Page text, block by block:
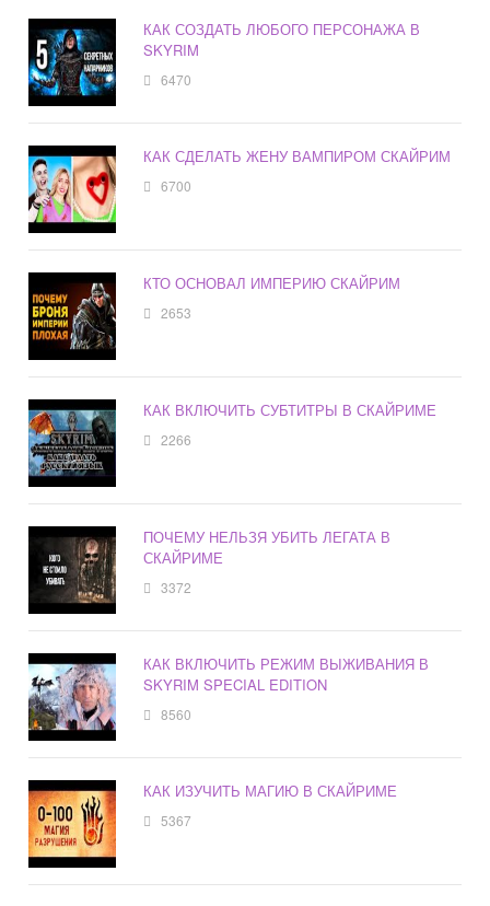
КАК СОЗДАТЬ ЛЮБОГО ПЕРСОНАЖА В
SKYRIM
6470
КАК СДЕЛАТЬ ЖЕНУ ВАМПИРОМ СКАЙРИМ
6700
КТО ОСНОВАЛ ИМПЕРИЮ СКАЙРИМ
2653
КАК ВКЛЮЧИТЬ СУБТИТРЫ В СКАЙРИМЕ
2266
ПОЧЕМУ НЕЛЬЗЯ УБИТЬ ЛЕГАТА В
СКАЙРИМЕ
3372
КАК ВКЛЮЧИТЬ РЕЖИМ ВЫЖИВАНИЯ В
SKYRIM SPECIAL EDITION
8560
КАК ИЗУЧИТЬ МАГИЮ В СКАЙРИМЕ
5367